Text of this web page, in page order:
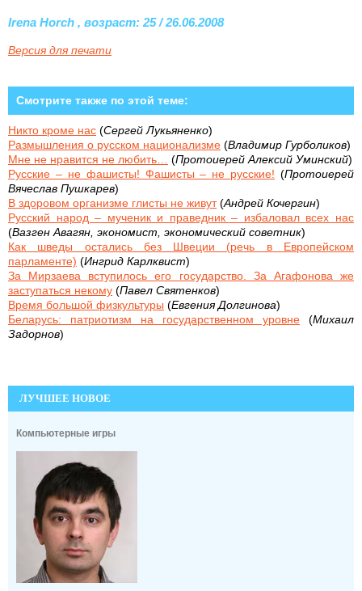
Irena Horch , возраст: 25 / 26.06.2008
Версия для печати
Смотрите также по этой теме:
Никто кроме нас (Сергей Лукьяненко)
Размышления о русском национализме (Владимир Гурболиков)
Мне не нравится не любить…
(Протоиерей Алексий Уминский)
Русские – не фашисты! Фашисты – не русские! (Протоиерей
Вячеслав Пушкарев)
В здоровом организме глисты не живут(Андрей Кочергин)
Русский народ – мученик и праведник – избаловал всех нас
(Вазген Авагян, экономист, экономический советник)
Как шведы остались без Швеции (речь в Европейском
парламенте) (Ингрид Карлквист)
За Мирзаева вступилось его государство. За Агафонова же
заступаться некому (Павел Святенков)
Время большой физкультуры (Евгения Долгинова)
Беларусь: патриотизм на государственном уровне (Михаил
Задорнов)
ЛУЧШЕЕ НОВОЕ
Компьютерные игры